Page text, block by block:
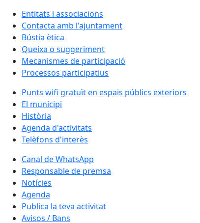
Entitats i associacions
Contacta amb l'ajuntament
Bústia ètica
Queixa o suggeriment
Mecanismes de participació
Processos participatius
Punts wifi gratuït en espais públics exteriors
El municipi
Història
Agenda d'activitats
Telèfons d'interès
Canal de WhatsApp
Responsable de premsa
Notícies
Agenda
Publica la teva activitat
Avisos / Bans